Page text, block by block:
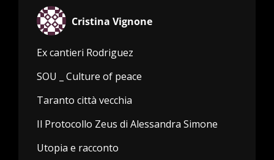
Cristina Vignone
Ex cantieri Rodriguez
SOU _ Culture of peace
Taranto città vecchia
Il Protocollo Zeus di Alessandra Simone
Utopia e racconto